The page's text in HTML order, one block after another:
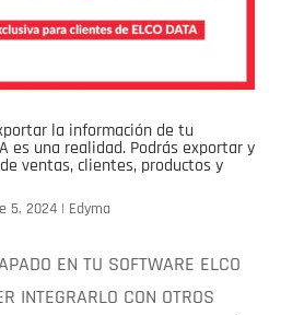
la información de tu
es una realidad. Podrás exportar y
ventas, clientes, productos y
5, 2024| Edyma
EN TU SOFTWARE ELCO
INTEGRARLO CON OTROS